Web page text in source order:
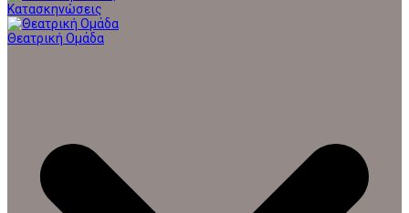
Κατασκηνώσεις
Θεατρική Ομάδα